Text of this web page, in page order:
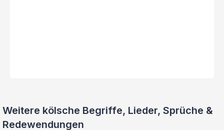
Weitere kölsche Begriffe, Lieder, Sprüche &
Redewendungen